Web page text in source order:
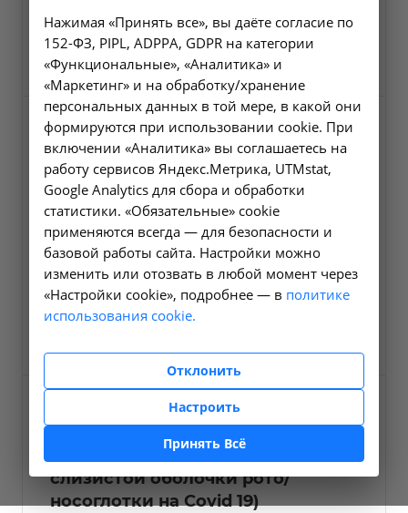
21.2
400 ₽ Заказать услугу
Получение материала из
верхних дыхательных
путей (Забор мазка со
слизистой оболочки рото/
носоглотки на Covid 19)
выезд за пределы г.
Иркутск
A11.08.010-03
Получение материала из
путей (Забор мазка со
слизистой оболочки рото/
носоглотки на Covid 19)
Нажимая «Принять все», вы даёте согласие по
152-ФЗ, PIPL, ADPPA, GDPR на категории
«Функциональные», «Аналитика» и
«Маркетинг» и на обработку/хранение
персональных данных в той мере, в какой они
формируются при использовании cookie. При
включении «Аналитика» вы соглашаетесь на
работу сервисов Яндекс.Метрика, UTMstat,
Google Analytics для сбора и обработки
статистики. «Обязательные» cookie
применяются всегда — для безопасности и
базовой работы сайта. Настройки можно
изменить или отозвать в любой момент через
«Настройки cookie», подробнее — в политике
использования cookie.
Отклонить
Настроить
Принять Всё